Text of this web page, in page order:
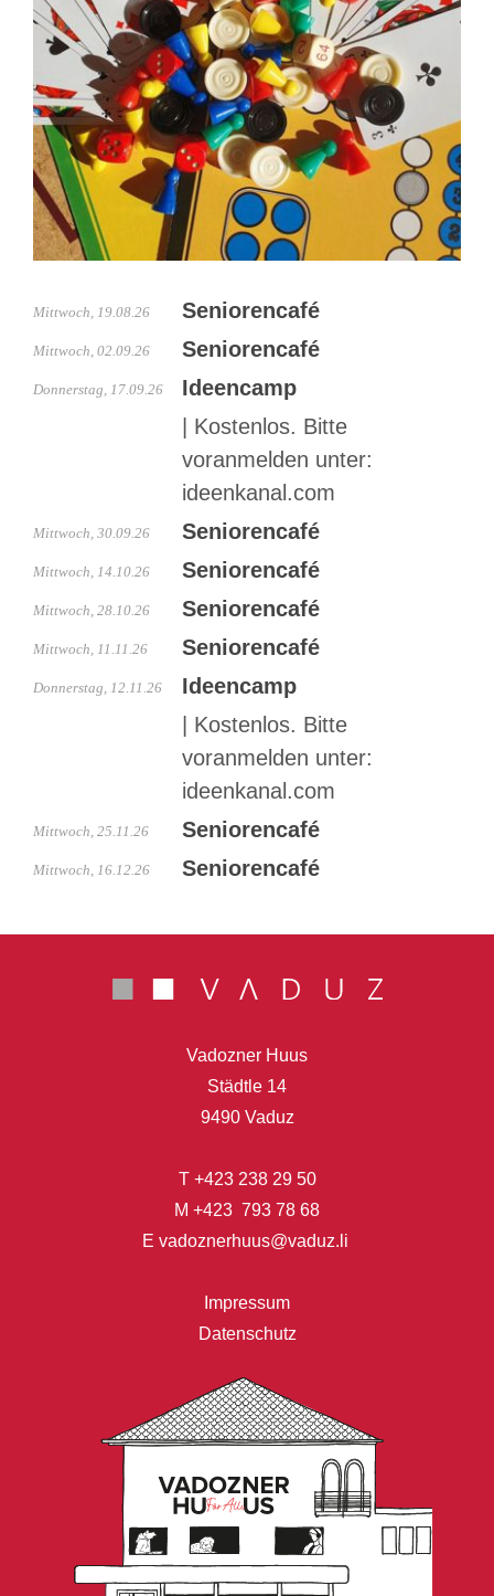
Mittwoch, 19.08.26 Seniorencafé
Mittwoch, 02.09.26 Seniorencafé
Donnerstag, 17.09.26
Ideencamp
Kostenlos. Bitte
voranmelden unter:
ideenkanal.com
Mittwoch, 30.09.26 Seniorencafé
Mittwoch, 14.10.26 Seniorencafé
Mittwoch, 28.10.26 Seniorencafé
Mittwoch, 11.11.26 Seniorencafé
Donnerstag, 12.11.26
Ideencamp
Kostenlos. Bitte
voranmelden unter:
ideenkanal.com
Mittwoch, 25.11.26 Seniorencafé
Mittwoch, 16.12.26 Seniorencafé
Vadozner Huus
Städtle 14
9490 Vaduz
T +423 238 29 50
M +423 793 78 68
E vadoznerhuus@vaduz.li
Impressum
Datenschutz